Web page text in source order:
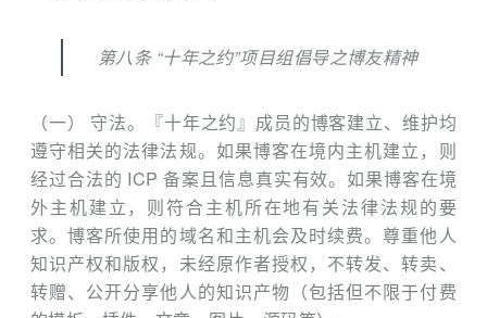
第八条 “十年之约”项目组倡导之博友精神
（一） 守法。『十年之约』成员的博客建立、维护均
遵守相关的法律法规。如果博客在境内主机建立，则
经过合法的 ICP 备案且信息真实有效。如果博客在境
外主机建立，则符合主机所在地有关法律法规的要
求。博客所使用的域名和主机会及时续费。尊重他人
知识产权和版权，未经原作者授权，不转发、转卖、
转赠、公开分享他人的知识产物（包括但不限于付费